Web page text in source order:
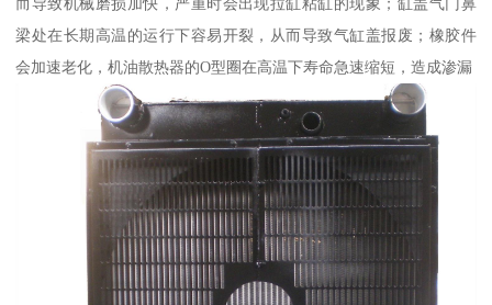
梁处在长期高温的运行下容易开裂，从而导致气缸盖报废；橡胶件
会加速老化，机油散热器的O型圈在高温下寿命急速缩短，造成渗漏